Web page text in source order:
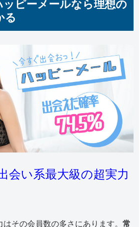
ッピーメールなら理想の
る
会い系最大級の超実力
はその会員数の多さにあります。常